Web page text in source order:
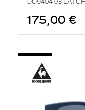
OO9404 03
175,00 €